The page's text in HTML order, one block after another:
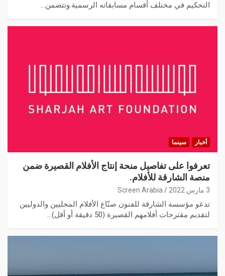
التحكيم في مختلف أقسام مسابقاته الرسمية.وتتضمن…
أخبار سينما
تعرفوا على تفاصيل منحة إنتاج الأفلام القصيرة ضمن
منصة الشارقة للأفلام.
3 مارس 2022 Screen Arabia
تدعو مؤسسة الشارقة للفنون صنّاع الأفلام المحليين والدوليين
لتقديم مقترحات أفلامهم القصيرة (50 دقيقة أو أقل)…